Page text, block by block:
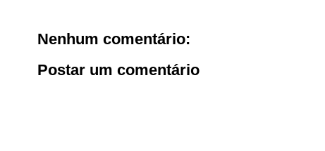
Nenhum comentário:
Postar um comentário